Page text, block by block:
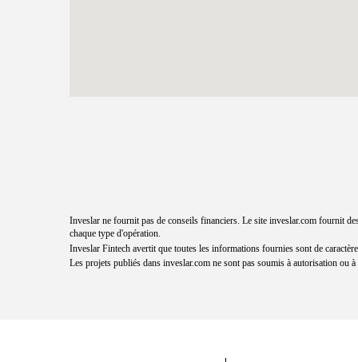
Inveslar ne fournit pas de conseils financiers. Le site inveslar.com fournit
chaque type d'opération.
Inveslar Fintech avertit que toutes les informations fournies sont de
Les projets publiés dans inveslar.com ne sont pas soumis à autorisation ou